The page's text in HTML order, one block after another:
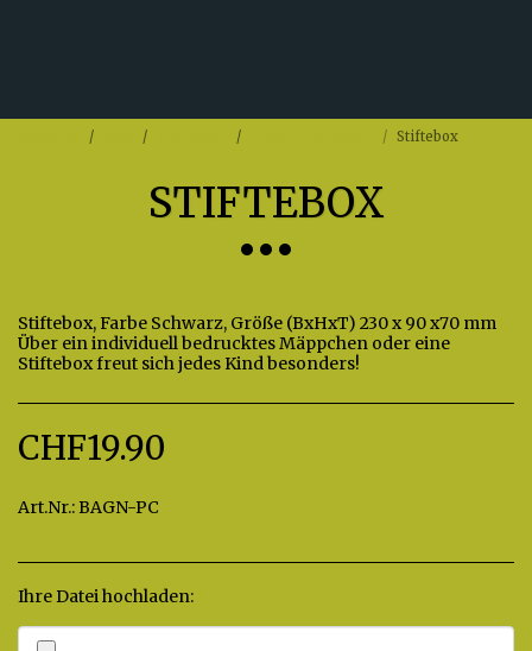
Stiftebox
STIFTEBOX
Stiftebox, Farbe Schwarz, Größe (BxHxT) 230 x 90 x70 mm
Über ein individuell bedrucktes Mäppchen oder eine
Stiftebox freut sich jedes Kind besonders!
CHF19.90
Art.Nr.:BAGN-PC
Ihre Datei hochladen: